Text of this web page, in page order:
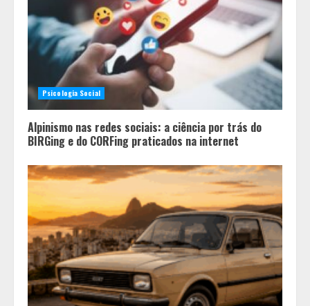
Psicologia Social
Alpinismo nas redes sociais: a ciência por trás do
BIRGing e do CORFing praticados na internet